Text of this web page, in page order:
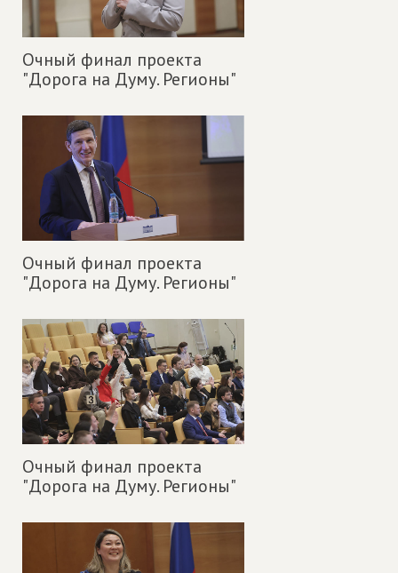
Очный финал проекта
"Дорога на Думу. Регионы"
Очный финал проекта
"Дорога на Думу. Регионы"
Очный финал проекта
"Дорога на Думу. Регионы"